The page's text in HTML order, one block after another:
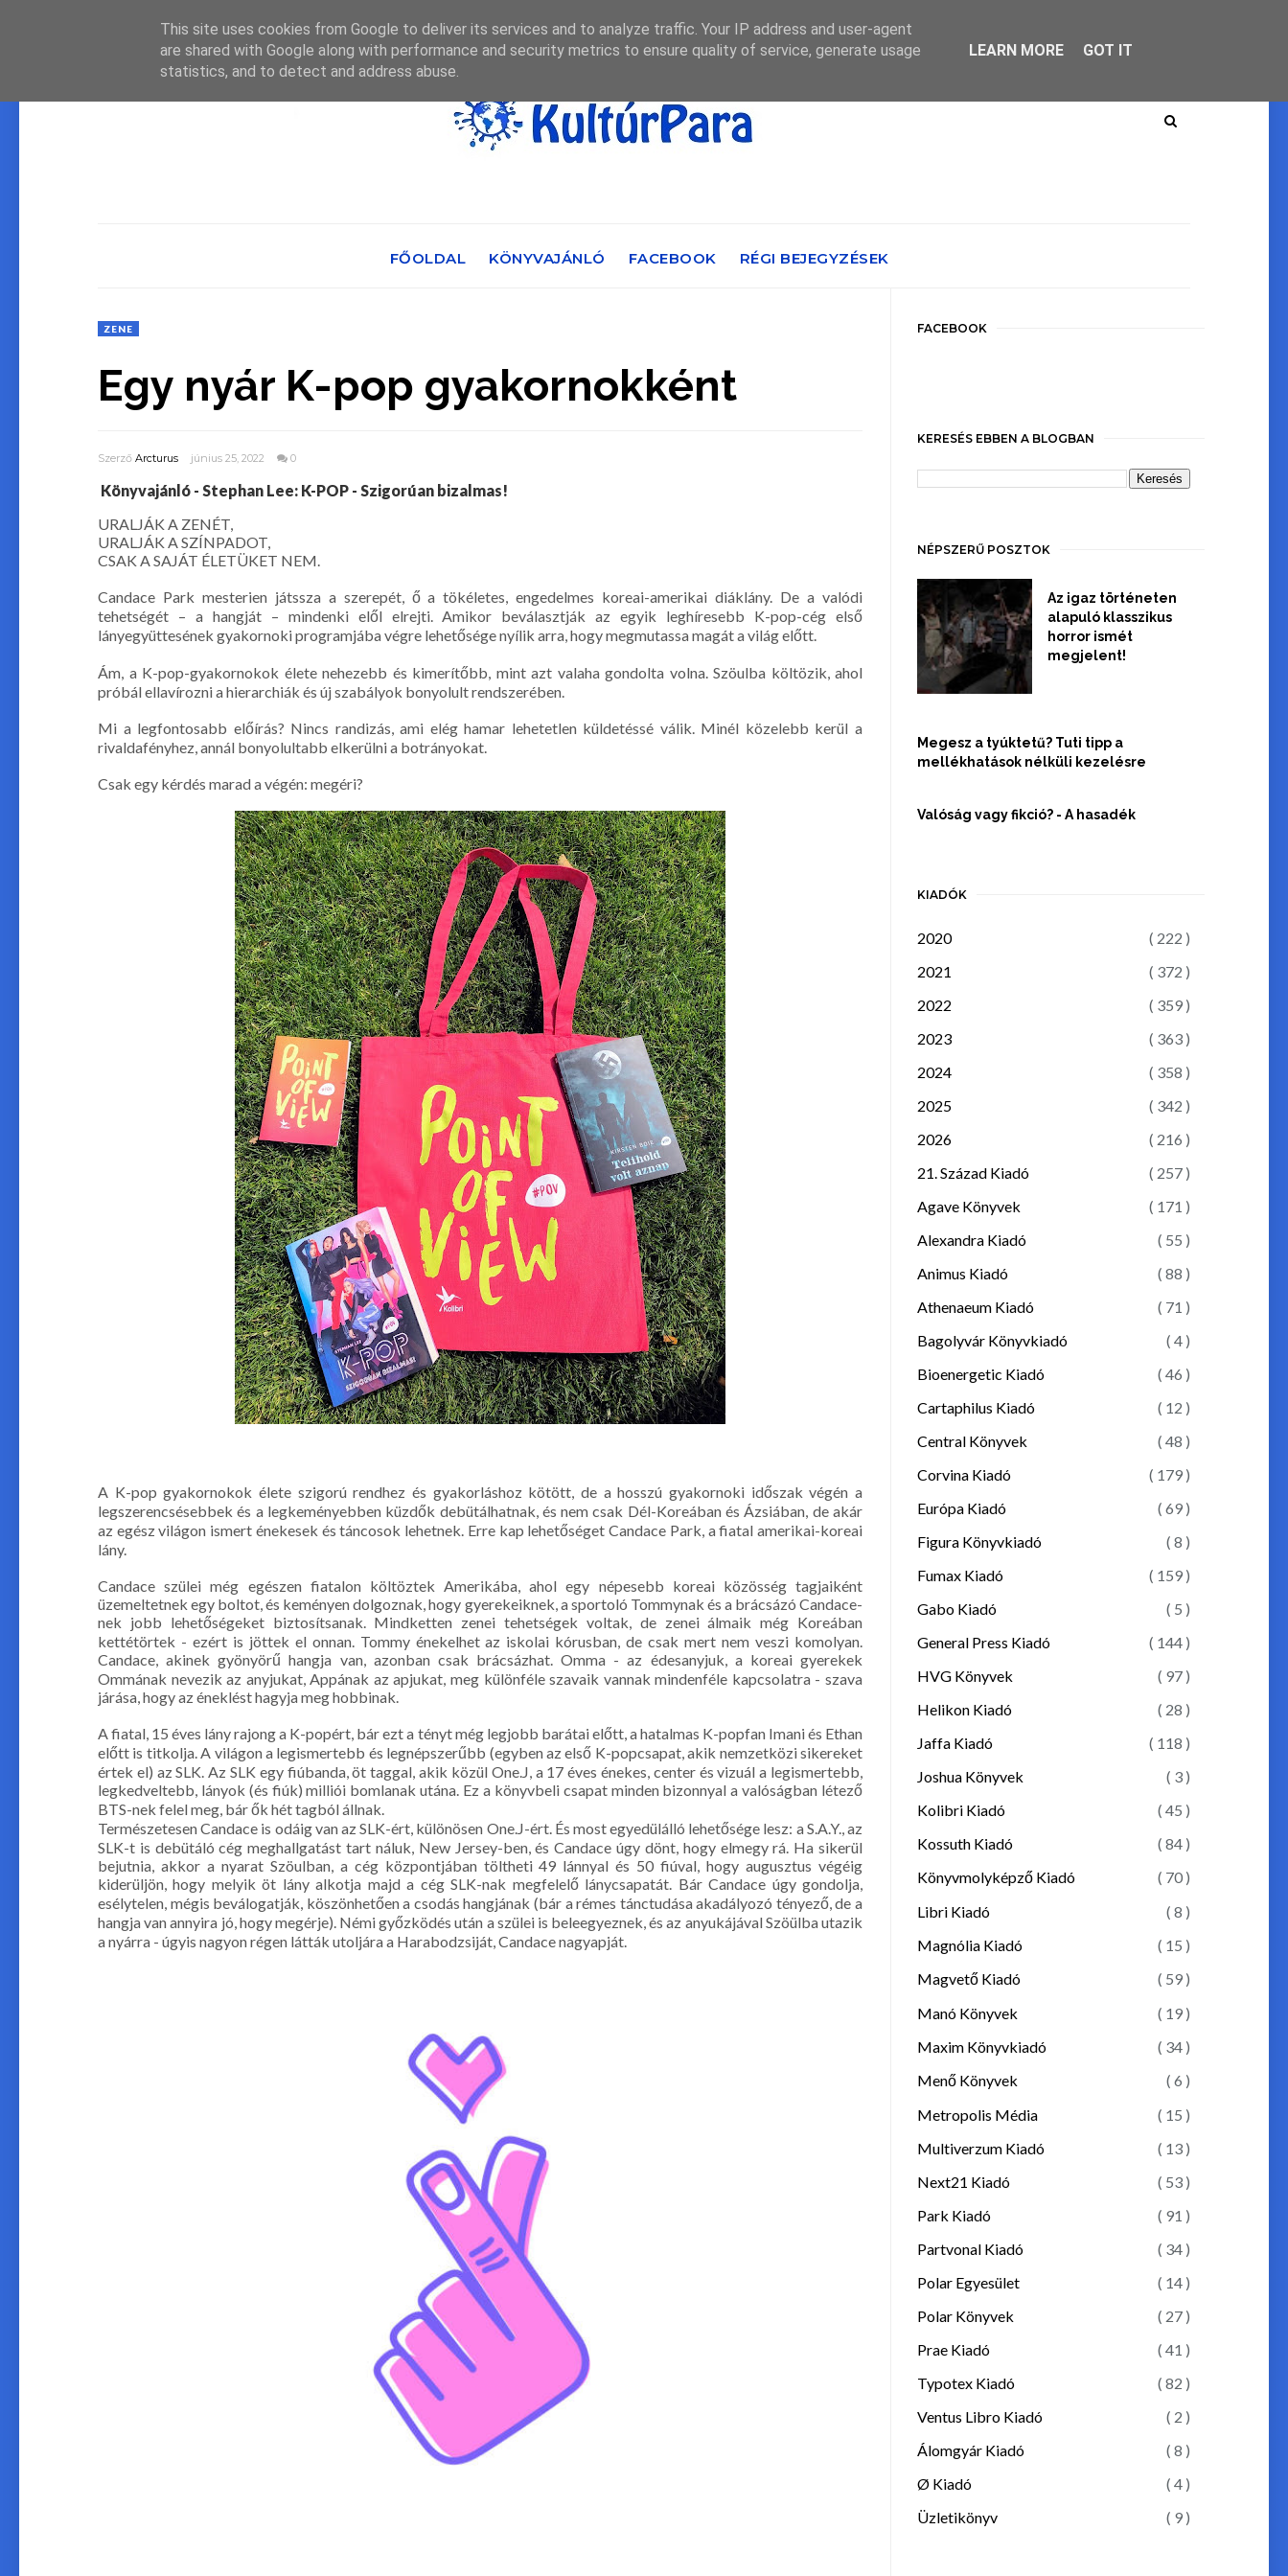
FŐOLDAL KÖNYVAJÁNLÓ FACEBOOK RÉGI BEJEGYZÉSEK
ZENE
Egy nyár K-pop gyakornokként
Szerző Arcturus június 25, 2022 0
Könyvajánló - Stephan Lee: K-POP - Szigorúan bizalmas!
URALJÁK A ZENÉT,
URALJÁK A SZÍNPADOT,
CSAK A SAJÁT ÉLETÜKET NEM.
Candace Park mesterien játssza a szerepét, ő a tökéletes, engedelmes koreai-amerikai diáklány. De a valódi
tehetségét – a hangját – mindenki elől elrejti. Amikor beválasztják az egyik leghíresebb K-pop-cég első
lányegyüttesének gyakornoki programjába végre lehetősége nyílik arra, hogy megmutassa magát a világ előtt.
Ám, a K-pop-gyakornokok élete nehezebb és kimerítőbb, mint azt valaha gondolta volna. Szöulba költözik, ahol
próbál ellavírozni a hierarchiák és új szabályok bonyolult rendszerében.
Mi a legfontosabb előírás? Nincs randizás, ami elég hamar lehetetlen küldetéssé válik. Minél közelebb kerül a
rivaldafényhez, annál bonyolultabb elkerülni a botrányokat.
Csak egy kérdés marad a végén: megéri?
A K-pop gyakornokok élete szigorú rendhez és gyakorláshoz kötött, de a hosszú gyakornoki időszak végén a
legszerencsésebbek és a legkeményebben küzdők debütálhatnak, és nem csak Dél-Koreában és Ázsiában, de akár
az egész világon ismert énekesek és táncosok lehetnek. Erre kap lehetőséget Candace Park, a fiatal amerikai-koreai
lány.
Candace szülei még egészen fiatalon költöztek Amerikába, ahol egy népesebb koreai közösség tagjaiként
üzemeltetnek egy boltot, és keményen dolgoznak, hogy gyerekeiknek, a sportoló Tommynak és a brácsázó Candace-
nek jobb lehetőségeket biztosítsanak. Mindketten zenei tehetségek voltak, de zenei álmaik még Koreában
kettétörtek - ezért is jöttek el onnan. Tommy énekelhet az iskolai kórusban, de csak mert nem veszi komolyan.
Candace, akinek gyönyörű hangja van, azonban csak brácsázhat. Omma - az édesanyjuk, a koreai gyerekek
Ommának nevezik az anyjukat, Appának az apjukat, meg különféle szavaik vannak mindenféle kapcsolatra - szava
járása, hogy az éneklést hagyja meg hobbinak.
A fiatal, 15 éves lány rajong a K-popért, bár ezt a tényt még legjobb barátai előtt, a hatalmas K-popfan Imani és Ethan
előtt is titkolja. A világon a legismertebb és legnépszerűbb (egyben az első K-popcsapat, akik nemzetközi sikereket
értek el) az SLK. Az SLK egy fiúbanda, öt taggal, akik közül One.J, a 17 éves énekes, center és vizuál a legismertebb,
legkedveltebb, lányok (és fiúk) milliói bomlanak utána. Ez a könyvbeli csapat minden bizonnyal a valóságban létező
BTS-nek felel meg, bár ők hét tagból állnak.
Természetesen Candace is odáig van az SLK-ért, különösen One.J-ért. És most egyedülálló lehetősége lesz: a S.A.Y., az
SLK-t is debütáló cég meghallgatást tart náluk, New Jersey-ben, és Candace úgy dönt, hogy elmegy rá. Ha sikerül
bejutnia, akkor a nyarat Szöulban, a cég központjában töltheti 49 lánnyal és 50 fiúval, hogy augusztus végéig
kiderüljön, hogy melyik öt lány alkotja majd a cég SLK-nak megfelelő lánycsapatát. Bár Candace úgy gondolja,
esélytelen, mégis beválogatják, köszönhetően a csodás hangjának (bár a rémes tánctudása akadályozó tényező, de a
hangja van annyira jó, hogy megérje). Némi győzködés után a szülei is beleegyeznek, és az anyukájával Szöülba utazik
a nyárra - úgyis nagyon régen látták utoljára a Harabodzsiját, Candace nagyapját.
FACEBOOK
KERESÉS EBBEN A BLOGBAN
NÉPSZERŰ POSZTOK
Az igaz történeten
alapuló klasszikus
horror ismét
megjelent!
Megesz a tyúktetű? Tuti tipp a
mellékhatások nélküli kezelésre
Valóság vagy fikció? - A hasadék
KIADÓK
2020
( 222 )
2021
( 372 )
2022
( 359 )
2023
( 363 )
2024
( 358 )
2025
( 342 )
2026
( 216 )
21. Század Kiadó
( 257 )
Agave Könyvek
( 171 )
Alexandra Kiadó
( 55 )
Animus Kiadó
( 88 )
Athenaeum Kiadó
( 71 )
Bagolyvár Könyvkiadó
( 4 )
Bioenergetic Kiadó
( 46 )
Cartaphilus Kiadó
( 12 )
Central Könyvek
( 48 )
Corvina Kiadó
( 179 )
Európa Kiadó
( 69 )
Figura Könyvkiadó
( 8 )
Fumax Kiadó
( 159 )
Gabo Kiadó
( 5 )
General Press Kiadó
( 144 )
HVG Könyvek
( 97 )
Helikon Kiadó
( 28 )
Jaffa Kiadó
( 118 )
Joshua Könyvek
( 3 )
Kolibri Kiadó
( 45 )
Kossuth Kiadó
( 84 )
Könyvmolyképző Kiadó
( 70 )
Libri Kiadó
( 8 )
Magnólia Kiadó
( 15 )
Magvető Kiadó
( 59 )
Manó Könyvek
( 19 )
Maxim Könyvkiadó
( 34 )
Menő Könyvek
( 6 )
Metropolis Média
( 15 )
Multiverzum Kiadó
( 13 )
Next21 Kiadó
( 53 )
Park Kiadó
( 91 )
Partvonal Kiadó
( 34 )
Polar Egyesület
( 14 )
Polar Könyvek
( 27 )
Prae Kiadó
( 41 )
Typotex Kiadó
( 82 )
Ventus Libro Kiadó
( 2 )
Álomgyár Kiadó
( 8 )
Ø Kiadó
( 4 )
Üzletikönyv
( 9 )
This site uses cookies from Google to deliver its services and to analyze traffic. Your IP address and user-agent
are shared with Google along with performance and security metrics to ensure quality of service, generate usage
statistics, and to detect and address abuse.
LEARN MORE GOT IT